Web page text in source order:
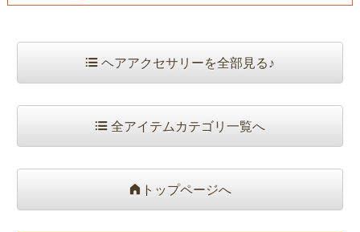
ヘアアクセサリーを全部見る♪
全アイテムカテゴリ一覧へ
トップページへ